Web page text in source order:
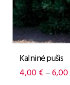
Kalninė pušis
4,00€ – 6,00